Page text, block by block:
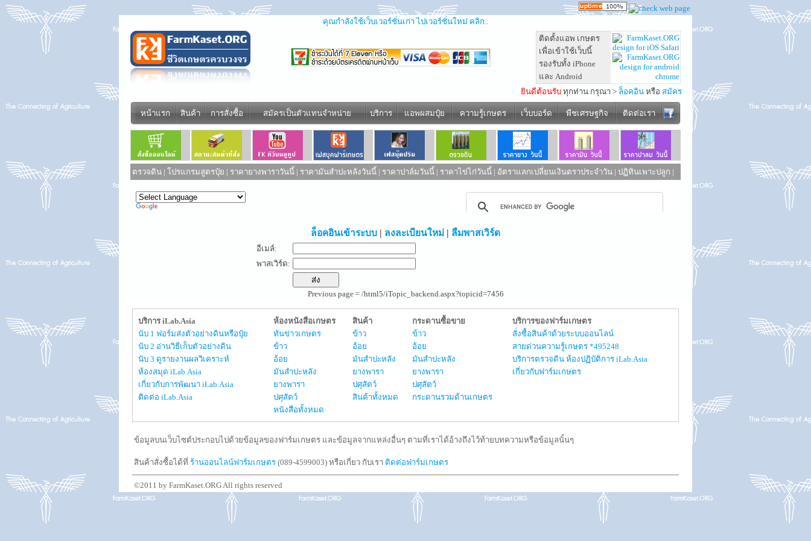
คุณกำลังใช้เว็บเวอร์ชั่นเก่า ไปเวอร์ชั่นใหม่ คลิก..
ติดตั้งแอพ เกษตร
เพื่อเข้าใช้เว็บนี้
รองรับทั้ง iPhone
และ Android
ยินดีต้อนรับ ทุกท่าน กรุณา > ล็อคอิน หรือ สมัคร
หน้าแรก สินค้า การสั่งซื้อ สมัครเป็นตัวแทนจำหน่าย บริการ แอพผสมปุ๋ย ความรู้เกษตร เว็บบอร์ด พืชเศรษฐกิจ ติดต่อเรา
ตรวจดิน | โปรแกรมสูตรปุ๋ย | ราคายางพาราวันนี้ | ราคามันสำปะหลังวันนี้ | ราคาปาล์มวันนี้ | ราคาไข่ไก่วันนี้ | อัตราแลกเปลี่ยนเงินตราประจำวัน | ปฏิทินเพาะปลูก |
ล็อคอินเข้าระบบ | ลงละเบียนใหม่ | ลืมพาสเวิร์ด
อีเมล์:
พาสเวิร์ด:
Previous page = /html5/iTopic_backend.aspx?topicid=7456
บริการ iLab.Asia
นับ 1 ฟอร์มส่งตัวอย่างดินหรือปุ๋ย
นับ 2 อ่านวิธีเก็บตัวอย่างดิน
นับ 3 ดูรายงานผลวิเคราะห์
ห้องสมุด iLab.Asia
เกี่ยวกับการพัฒนา iLab.Asia
ติดต่อ iLab.Asia
ห้องหนังสือเกษตร
ทันข่าวเกษตร
ข้าว
อ้อย
มันสำปะหลัง
ยางพารา
ปศุสัตว์
หนังสือทั้งหมด
สินค้า
ข้าว
อ้อย
มันสำปะหลัง
ยางพารา
ปศุสัตว์
สินค้าทั้งหมด
กระดานซื้อขาย
ข้าว
อ้อย
มันสำปะหลัง
ยางพารา
ปศุสัตว์
กระดานรวมด้านเกษตร
บริการของฟาร์มเกษตร
สั่งซื้อสินค้าด้วยระบบออนไลน์
สายด่วนความรู้เกษตร *495248
บริการตรวจดิน ห้องปฏิบัติการ iLab.Asia
เกี่ยวกับฟาร์มเกษตร
ข้อมูลบนเว็บไซต์ประกอบไปด้วยข้อมูลของฟาร์มเกษตร และข้อมูลจากแหล่งอื่นๆ ตามที่เราได้อ้างถึงไว้ท้ายบทความหรือข้อมูลนั้นๆ
สินค้าสั่งซื้อได้ที่ ร้านออนไลน์ฟาร์มเกษตร (089-4599003) หรือเกี่ยว กับเรา ติดต่อฟาร์มเกษตร
©2011 by FarmKaset.ORG All rights reserved